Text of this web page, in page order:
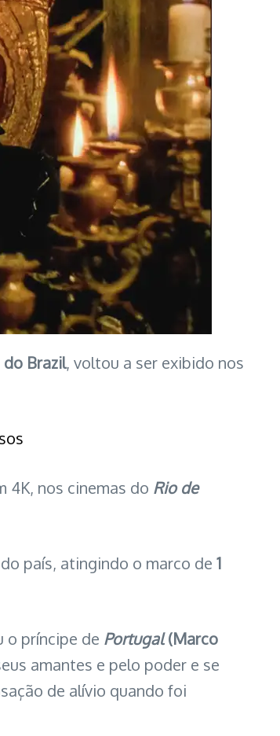
do Brazil, voltou a ser exibido nos
4K, nos cinemas do Rio de
país, atingindo o marco de 1
o príncipe de Portugal(Marco
amantes e pelo poder e se
de alívio quando foi